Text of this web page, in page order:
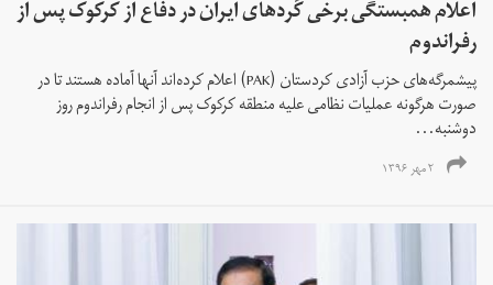
اعلام همبستگی برخی کُردهای ایران در دفاع از کرکوک پس از
رفراندوم
پیشمرگه‌های حزب آزادی کردستان (PAK) اعلام کرده‌اند آنها آماده هستند تا در
صورت هرگونه عملیات نظامی علیه منطقه کرکوک پس از انجام رفراندوم روز
دوشنبه...
۲ مهر ۱۳۹۶